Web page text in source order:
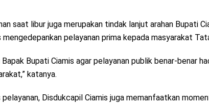
saat libur juga merupakan tindak lanjut arahan Bupati
pelayanan prima kepada masyarakat
Bupati Ciamis agar pelayanan publik benar-benar
katanya.
pelayanan, Disdukcapil Ciamis juga memanfaatkan